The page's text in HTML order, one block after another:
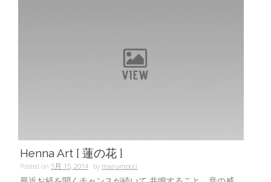
Henna Art [ 蓮の花 ]
Posted on 5月 15, 2014 bymarumocci